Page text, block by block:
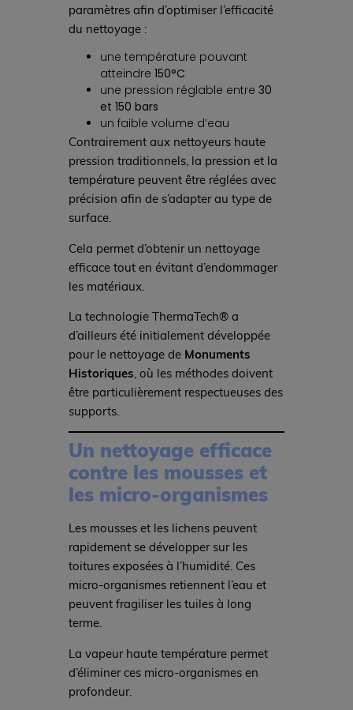
paramètres afin d’optimiser l’efficacité
du nettoyage :
une température pouvant
atteindre 150°C
une pression réglable entre 30
et 150 bars
un faible volume d’eau
Contrairement aux nettoyeurs haute
pression traditionnels, la pression et la
température peuvent être réglées avec
précision afin de s’adapter au type de
surface.
Cela permet d’obtenir un nettoyage
efficace tout en évitant d’endommager
les matériaux.
La technologie ThermaTech® a
d’ailleurs été initialement développée
pour le nettoyage de Monuments
Historiques, où les méthodes doivent
être particulièrement respectueuses des
supports.
Un nettoyage efficace
contre les mousses et
les micro-organismes
Les mousses et les lichens peuvent
rapidement se développer sur les
toitures exposées à l’humidité. Ces
micro-organismes retiennent l’eau et
peuvent fragiliser les tuiles à long
terme.
La vapeur haute température permet
d’éliminer ces micro-organismes en
profondeur.